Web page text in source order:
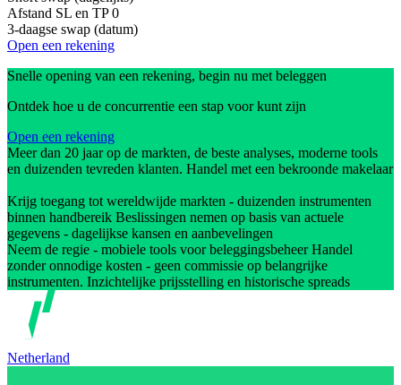
Afstand SL en TP 0
3-daagse swap (datum)
Open een rekening
Snelle opening van een rekening, begin nu met beleggen
Ontdek hoe u de concurrentie een stap voor kunt zijn
Open een rekening
Meer dan 20 jaar op de markten, de beste analyses, moderne tools
en duizenden tevreden klanten. Handel met een bekroonde makelaar
Krijg toegang tot wereldwijde markten - duizenden instrumenten
binnen handbereik Beslissingen nemen op basis van actuele
gegevens - dagelijkse kansen en aanbevelingen
Neem de regie - mobiele tools voor beleggingsbeheer Handel
zonder onnodige kosten - geen commissie op belangrijke
instrumenten. Inzichtelijke prijsstelling en historische spreads
Netherland